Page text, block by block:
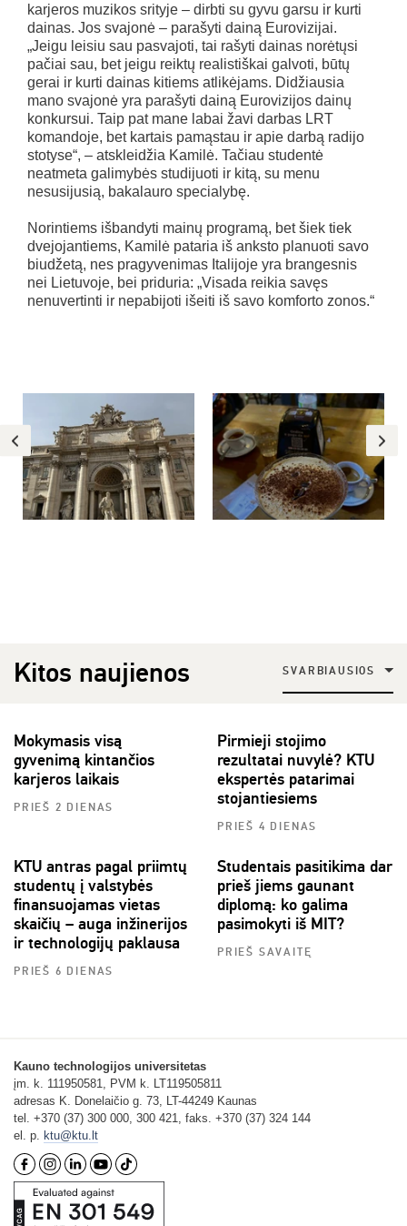
karjeros muzikos srityje – dirbti su gyvu garsu ir kurti
dainas. Jos svajonė – parašyti dainą Eurovizijai.
„Jeigu leisiu sau pasvajoti, tai rašyti dainas norėtųsi
pačiai sau, bet jeigu reiktų realistiškai galvoti, būtų
gerai ir kurti dainas kitiems atlikėjams. Didžiausia
mano svajonė yra parašyti dainą Eurovizijos dainų
konkursui. Taip pat mane labai žavi darbas LRT
komandoje, bet kartais pamąstau ir apie darbą radijo
stotyse“, – atskleidžia Kamilė. Tačiau studentė
neatmeta galimybės studijuoti ir kitą, su menu
nesusijusią, bakalauro specialybę.
Norintiems išbandyti mainų programą, bet šiek tiek
dvejojantiems, Kamilė pataria iš anksto planuoti savo
biudžetą, nes pragyvenimas Italijoje yra brangesnis
nei Lietuvoje, bei priduria: „Visada reikia savęs
nenuvertinti ir nepabijoti išeiti iš savo komforto zonos.“
Kitos naujienos SVARBIAUSIOS
Mokymasis visą
gyvenimą kintančios
karjeros laikais
PRIEŠ 2 DIENAS
Pirmieji stojimo
rezultatai nuvylė? KTU
ekspertės patarimai
stojantiesiems
PRIEŠ 4 DIENAS
KTU antras pagal priimtų
studentų į valstybės
finansuojamas vietas
skaičių – auga inžinerijos
ir technologijų paklausa
PRIEŠ 6 DIENAS
Studentais pasitikima dar
prieš jiems gaunant
diplomą: ko galima
pasimokyti iš MIT?
PRIEŠ SAVAITĘ
Kauno technologijos universitetas
įm. k. 111950581, PVM k. LT119505811
adresas K. Donelaičio g. 73, LT-44249 Kaunas
tel. +370 (37) 300 000, 300 421, faks. +370 (37) 324 144
el. p. ktu@ktu.lt